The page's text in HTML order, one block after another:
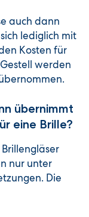
auch dann
lediglich mit
Kosten für
werden
übernimmt
eine Brille?
nur unter
Die